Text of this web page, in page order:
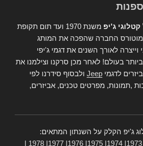
קטלוגי ג'יפ
משנת 1970 ועד תום תקופת
מוטורס החברה שהפכה את המותג
וייצרה לאורך השנים את דגמי ג'יפי
בעולם! לאחר מכן סרקנו וצילמנו את
לדגמי Jeep ולבסוף סידרנו לפי
,תמונות, מפרטים טכנים, אביזרים,
ג'יפ הקלק על השנתון המתאים:
1973
1974
1975
1976
1977
1978